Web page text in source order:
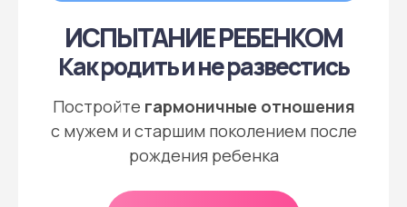
ИСПЫТАНИЕ РЕБЕНКОМ
Как родить и не развестись
Постройте гармоничные отношения
с мужем и старшим поколением после
рождения ребенка